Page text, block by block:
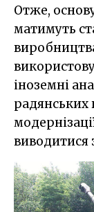
Отже,
матимуть
іноземні
радянських
виводитися